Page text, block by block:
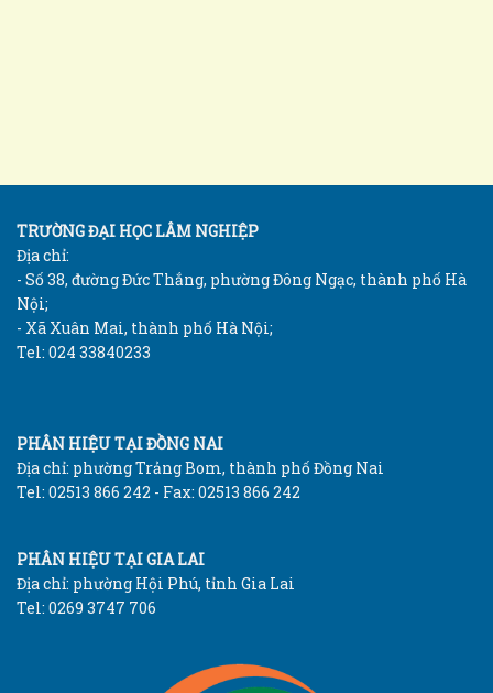
TRƯỜNG ĐẠI HỌC LÂM NGHIỆP
Địa chỉ:
- Số 38, đường Đức Thắng, phường Đông Ngạc, thành phố Hà
Nội;
- Xã Xuân Mai, thành phố Hà Nội;
Tel: 024 33840233
PHÂN HIỆU TẠI ĐỒNG NAI
Địa chỉ: phường Trảng Bom, thành phố Đồng Nai
Tel: 02513 866 242 - Fax: 02513 866 242
PHÂN HIỆU TẠI GIA LAI
Địa chỉ: phường Hội Phú, tỉnh Gia Lai
Tel: 0269 3747 706